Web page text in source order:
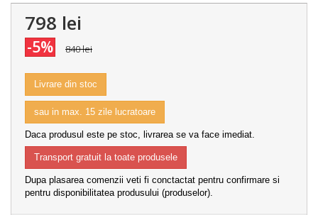
798 lei
-5% 840 lei
Livrare din stoc
sau in max. 15 zile lucratoare
Daca produsul este pe stoc, livrarea se va face imediat.
Transport gratuit la toate produsele
Dupa plasarea comenzii veti fi conctactat pentru confirmare si
pentru disponibilitatea produsului (produselor).